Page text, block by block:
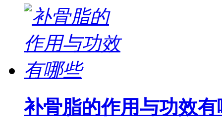
补骨脂的作用与功效有